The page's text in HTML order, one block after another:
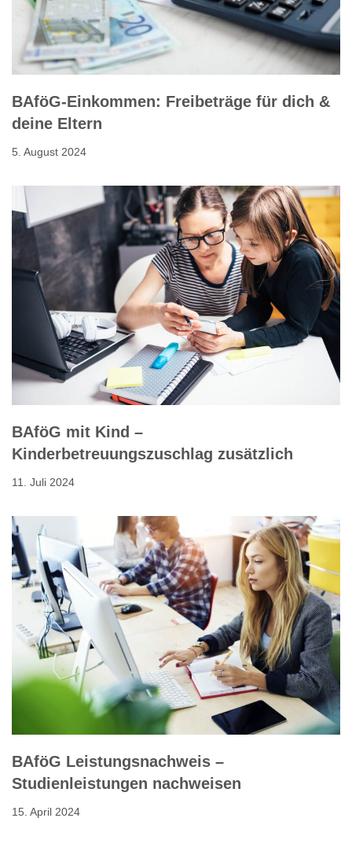
BAföG-Einkommen: Freibeträge für dich &
deine Eltern
5. August 2024
BAföG mit Kind –
Kinderbetreuungszuschlag zusätzlich
11. Juli 2024
BAföG Leistungsnachweis –
Studienleistungen nachweisen
15. April 2024